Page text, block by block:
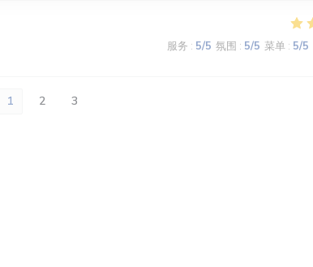
服务 : 5/5 氛围 : 5/5 菜单 : 5/5
1 2 3